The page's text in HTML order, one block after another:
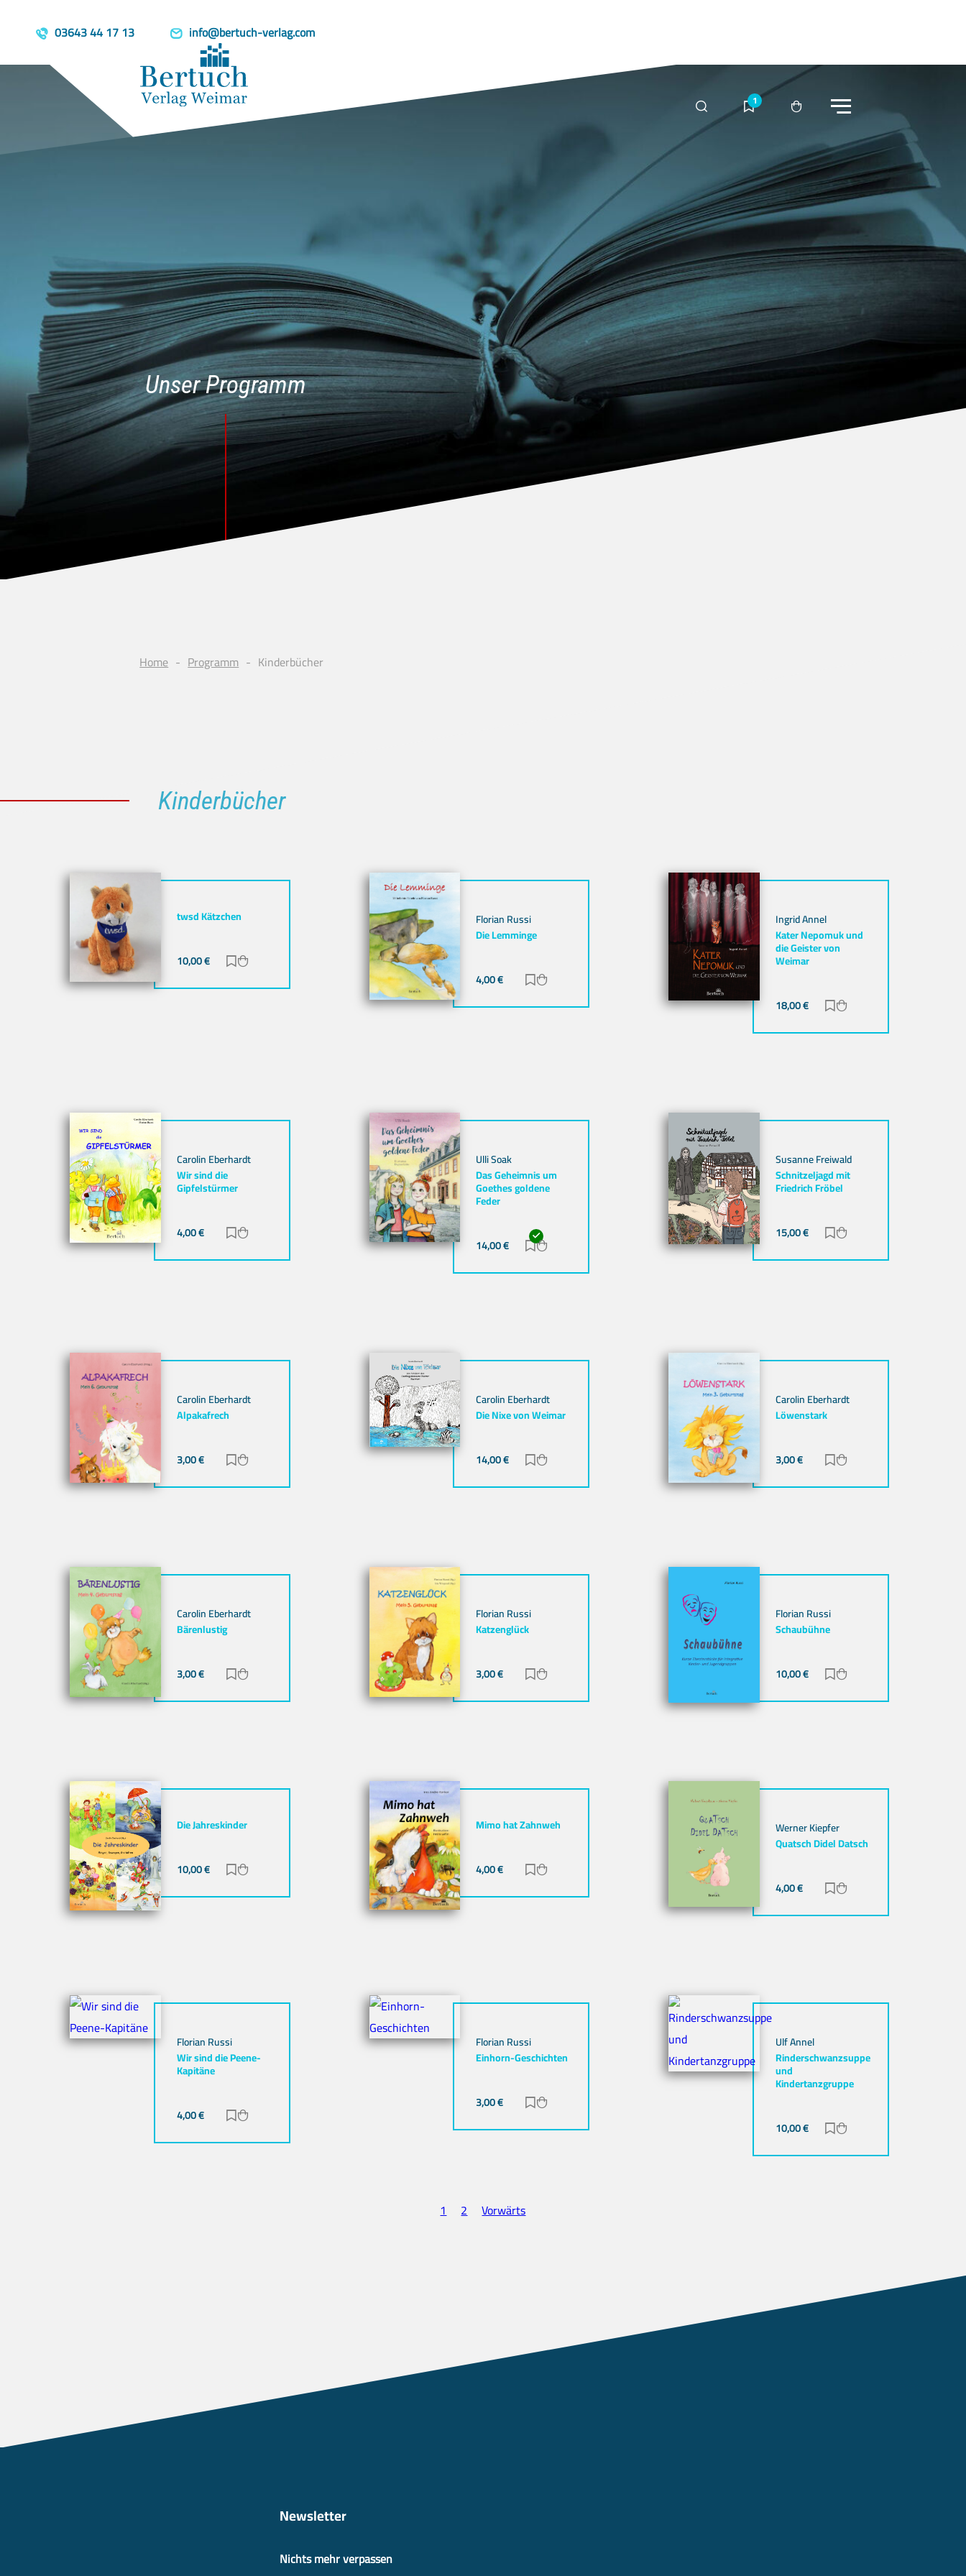
03643 44 17 13 info@bertuch-verlag.com
Merkliste Warenkorb
Unser Programm
Home Programm Kinderbücher
Kinderbücher
twsd Kätzchen
10,00€ Zur Merkliste hinzufügen
Zum Warenkorb hinzufügen
Florian Russi
Die Lemminge
4,00€ Zur Merkliste hinzufügen
Ingrid Annel
Kater Nepomuk und
die Geister von
Weimar
18,00€ Zur Merkliste hinzufügen
Carolin Eberhardt
Wir sind die
Gipfelstürmer
4,00€ Zur Merkliste hinzufügen
Zum Warenkorb hinzufügen
Ulli Soak
Das Geheimnis um
Goethes goldene
Feder
14,00€ Zur Merkliste hinzufügen
Zum Warenkorb hinzufügen
Susanne Freiwald
Schnitzeljagd mit
Friedrich Fröbel
15,00€ Zur Merkliste hinzufügen
Carolin Eberhardt
Alpakafrech
3,00€ Zur Merkliste hinzufügen
Zum Warenkorb hinzufügen
Carolin Eberhardt
Die Nixe von Weimar
14,00€ Zur Merkliste hinzufügen
Zum Warenkorb hinzufügen
Carolin Eberhardt
Löwenstark
3,00€ Zur Merkliste hinzufügen
Carolin Eberhardt
Bärenlustig
3,00€ Zur Merkliste hinzufügen
Zum Warenkorb hinzufügen
Florian Russi
Katzenglück
3,00€ Zur Merkliste hinzufügen
Florian Russi
Schaubühne
10,00€ Zur Merkliste hinzufügen
Die Jahreskinder
10,00€ Zur Merkliste hinzufügen
Zum Warenkorb hinzufügen
Mimo hat Zahnweh
4,00€ Zur Merkliste hinzufügen
Werner Kiepfer
Quatsch Didel Datsch
4,00€ Zur Merkliste hinzufügen
Florian Russi
Wir sind die Peene-
Kapitäne
4,00€ Zur Merkliste hinzufügen
Florian Russi
Einhorn-Geschichten
3,00€ Zur Merkliste hinzufügen
Ulf Annel
Rinderschwanzsuppe
und
Kindertanzgruppe
10,00€ Zur Merkliste hinzufügen
1 2 Vorwärts
Newsletter
Nichts mehr verpassen